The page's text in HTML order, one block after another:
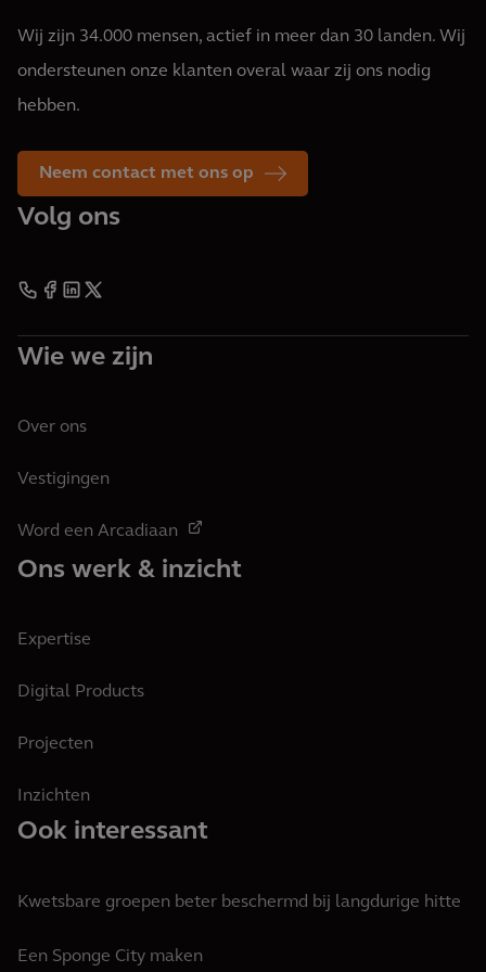
Wij zijn 34.000 mensen, actief in meer dan 30 landen. Wij
ondersteunen onze klanten overal waar zij ons nodig
hebben.
Neem contact met ons op
Volg ons
Wie we zijn
Over ons
Vestigingen
Word een Arcadiaan
Ons werk & inzicht
Expertise
Digital Products
Projecten
Inzichten
Ook interessant
Kwetsbare groepen beter beschermd bij langdurige hitte
Een Sponge City maken